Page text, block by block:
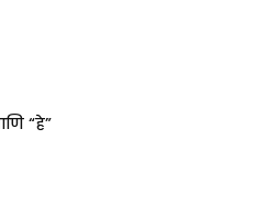
“हे”